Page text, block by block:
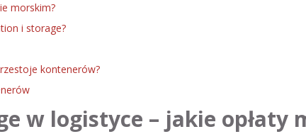
morskim?
i storage?
kontenerów?
w logistyce – jakie opłaty